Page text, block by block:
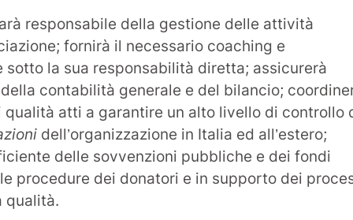
responsabile della gestione delle attività
fornirà il necessario coaching e
la sua responsabilità diretta; assicurerà
contabilità generale e del bilancio;
atti a garantire un alto livello di controllo
dell’organizzazione in Italia ed all’estero;
delle sovvenzioni pubbliche e dei fondi
procedure dei donatori e in supporto dei
qualità.